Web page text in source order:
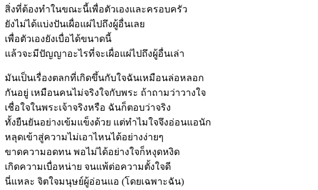
สิ่งที่ต้องทำในขณะนี้เพื่อตัวเองและครอบครัว
ยังไม่ได้แบ่งปันเผื่อแผ่ไปถึงผู้อื่นเลย
เพื่อตัวเองยังเบื่อได้ขนาดนี้
แล้วจะมีปัญญาอะไรที่จะเผื่อแผ่ไปถึงผู้อื่นเล่า
มันเป็นเรื่องตลกที่เกิดขึ้นกับใจฉันเหมือนล่อหลอก
กันอยู่ เหมือนคนไม่จริงใจกับพระ ถ้าถามว่าวางใจ
เชื่อใจในพระเจ้าจริงหรือ ฉันก็ตอบว่าจริง
ทั้งยืนยันอย่างเข้มแข็งด้วย แต่ทำไมใจจึงอ่อนแอนัก
หลุดเข้าสู่ความไม่เอาไหนได้อย่างง่ายๆ
ขาดความอดทน พอไม่ได้อย่างใจก็หงุดหงิด
เกิดความเบื่อหน่าย จนแพ้ต่อความตั้งใจดี
นี่แหละ จิตใจมนุษย์ผู้อ่อนแอ (โดยเฉพาะฉัน)